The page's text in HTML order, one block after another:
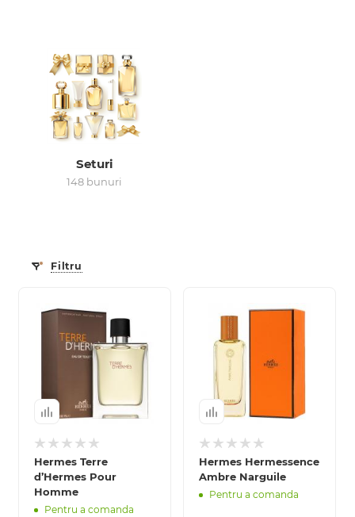
Seturi
148 bunuri
Filtru
Hermes Terre
d’Hermes Pour
Homme
Pentru a comanda
Hermes Hermessence
Ambre Narguile
Pentru a comanda